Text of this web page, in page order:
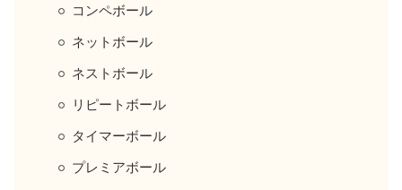
コンペボール
ネットボール
ネストボール
リピートボール
タイマーボール
プレミアボール